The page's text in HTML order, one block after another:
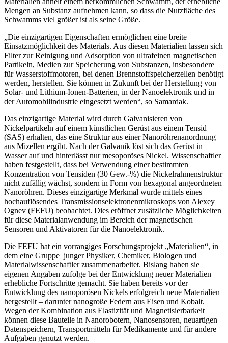
Mengen an Substanz aufnehmen kann, so dass die Nutzfläche des
Schwamms viel größer ist als seine Größe.
„Die einzigartigen Eigenschaften ermöglichen eine breite
Einsatzmöglichkeit des Materials. Aus diesen Materialien lassen sich
Filter zur Reinigung und Adsorption von ultrafeinen magnetischen
Partikeln, Medien zur Speicherung von Substanzen, insbesondere
für Wasserstoffmotoren, bei denen Brennstoffspeicherzellen benötigt
werden, herstellen. Sie können in Zukunft bei der Herstellung von
Solar- und Lithium-Ionen-Batterien, in der Nanoelektronik und in
der Automobilindustrie eingesetzt werden“, so Samardak.
Das einzigartige Material wird durch Galvanisieren von
Nickelpartikeln auf einem künstlichen Gerüst aus einem Tensid
(SAS) erhalten, das eine Struktur aus einer Nanoröhrenanordnung
aus Mizellen ergibt. Nach der Galvanik löst sich das Gerüst in
Wasser auf und hinterlässt nur mesoporöses Nickel. Wissenschaftler
haben festgestellt, dass bei Verwendung einer bestimmten
Konzentration von Tensiden (30 Gew.-%) die Nickelrahmenstruktur
nicht zufällig wächst, sondern in Form von hexagonal angeordneten
Nanoröhren. Dieses einzigartige Merkmal wurde mittels eines
hochauflösendes Transmissionselektronenmikroskops von Alexey
Ognev (FEFU) beobachtet. Dies eröffnet zusätzliche Möglichkeiten
für diese Materialanwendung im Bereich der magnetischen
Sensoren und Aktivatoren für die Nanoelektronik.
Die FEFU hat ein vorrangiges Forschungsprojekt „Materialien“, in
dem eine Gruppe junger Physiker, Chemiker, Biologen und
Materialwissenschaftler zusammenarbeitet. Bislang haben sie
eigenen Angaben zufolge bei der Entwicklung neuer Materialien
erhebliche Fortschritte gemacht. Sie haben bereits vor der
Entwicklung des nanoporösen Nickels erfolgreich neue Materialien
hergestellt – darunter nanogroße Federn aus Eisen und Kobalt.
Wegen der Kombination aus Elastizität und Magnetisierbarkeit
können diese Bauteile in Nanorobotern, Nanosensoren, neuartigen
Datenspeichern, Transportmitteln für Medikamente und für andere
Aufgaben genutzt werden.